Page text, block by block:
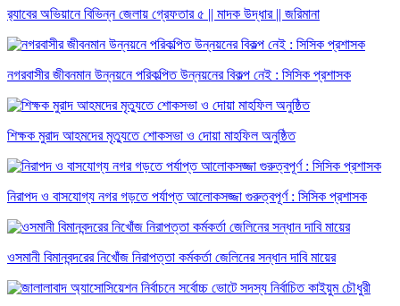
র‌্যাবের অভিয়ানে বিভিন্ন জেলায় গ্রেফতার ৫ || মাদক উদ্ধার || জরিমানা
নগরবাসীর জীবনমান উন্নয়নে পরিকল্পিত উন্নয়নের বিকল্প নেই : সিসিক প্রশাসক
শিক্ষক মুরাদ আহমদের মৃত্যুতে শোকসভা ও দোয়া মাহফিল অনুষ্ঠিত
নিরাপদ ও বাসযোগ্য নগর গড়তে পর্যাপ্ত আলোকসজ্জা গুরুত্বপূর্ণ : সিসিক প্রশাসক
ওসমানী বিমানবন্দরের নিখোঁজ নিরাপত্তা কর্মকর্তা জেলিনের সন্ধান দাবি মায়ের